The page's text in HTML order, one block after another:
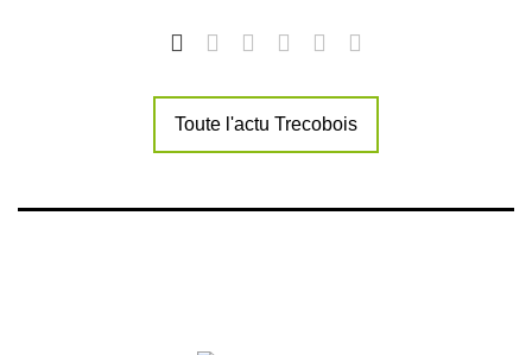
Toute l'actu Trecobois